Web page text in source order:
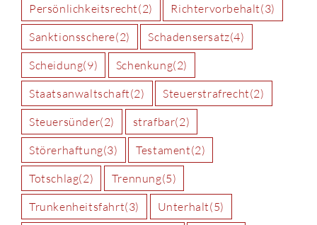
Persönlichkeitsrecht(2) Richtervorbehalt(3)
Sanktionsschere(2) Schadensersatz(4)
Scheidung(9) Schenkung(2)
Staatsanwaltschaft(2) Steuerstrafrecht(2)
Steuersünder(2) strafbar(2)
Störerhaftung(3) Testament(2)
Totschlag(2) Trennung(5)
Trunkenheitsfahrt(3) Unterhalt(5)